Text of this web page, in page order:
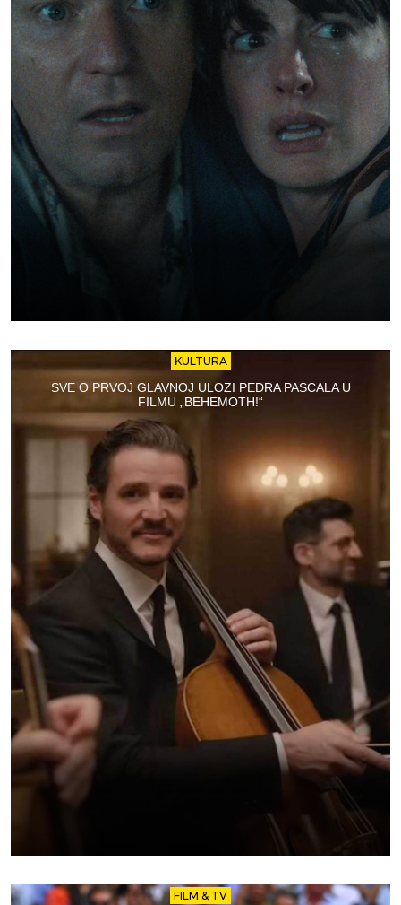
KULTURA
SVE O PRVOJ GLAVNOJ ULOZI PEDRA PASCALA U
FILMU „BEHEMOTH!“
FILM & TV